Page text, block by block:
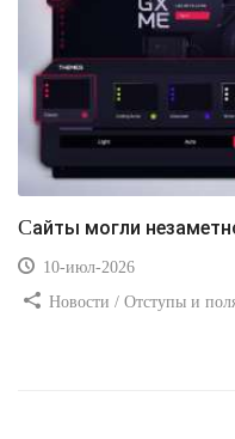
Сайты могли
10-июл-2026
Новости / Отступы и